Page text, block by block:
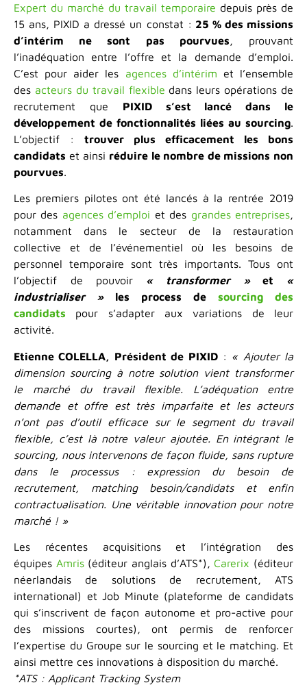
Expert du marché du travail temporaire depuis près de
15 ans, PIXID a dressé un constat : 25 % des missions
d’intérim ne sont pas pourvues, prouvant
l’inadéquation entre l’offre et la demande d’emploi.
C’est pour aider les agences d’intérim et l’ensemble
des acteurs du travail flexible dans leurs opérations de
recrutement que PIXID s’est lancé dans le
développement de fonctionnalités liées au sourcing.
L’objectif : trouver plus efficacement les bons
candidats et ainsi réduire le nombre de missions non
pourvues.
Les premiers pilotes ont été lancés à la rentrée 2019
pour des agences d’emploi et des grandes entreprises,
notamment dans le secteur de la restauration
collective et de l’événementiel où les besoins de
personnel temporaire sont très importants. Tous ont
l’objectif de pouvoir
« transformer »et «
industrialiser »les process de sourcing des
candidats pour s’adapter aux variations de leur
activité.
Etienne COLELLA, Président de PIXID: « Ajouter la
dimension sourcing à notre solution vient transformer
le marché du travail flexible. L’adéquation entre
demande et offre est très imparfaite et les acteurs
n’ont pas d’outil efficace sur le segment du travail
flexible, c’est là notre valeur ajoutée. En intégrant le
sourcing, nous intervenons de façon fluide, sans rupture
dans le processus : expression du besoin de
recrutement, matching besoin/candidats et enfin
contractualisation. Une véritable innovation pour notre
marché ! »
Les récentes acquisitions et l’intégration des
équipes Amris (éditeur anglais d’ATS*),Carerix (éditeur
néerlandais de solutions de recrutement, ATS
international) et Job Minute (plateforme de candidats
qui s’inscrivent de façon autonome et pro-active pour
des missions courtes), ont permis de renforcer
l’expertise du Groupe sur le sourcing et le matching. Et
ainsi mettre ces innovations à disposition du marché.
*ATS : Applicant Tracking System